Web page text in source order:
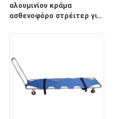
αλουμινίου κράμα
ασθενοφόρο στρέιτερ για
νοσοκομειακή χρήση